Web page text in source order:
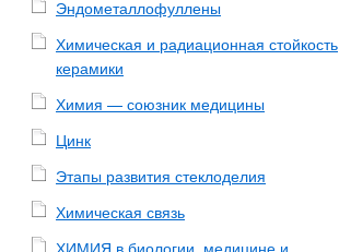
Эндометаллофуллены
Химическая и радиационная стойкость
керамики
Химия — союзник медицины
Цинк
Этапы развития стеклоделия
Химическая связь
ХИМИЯ в биологии, медицине и